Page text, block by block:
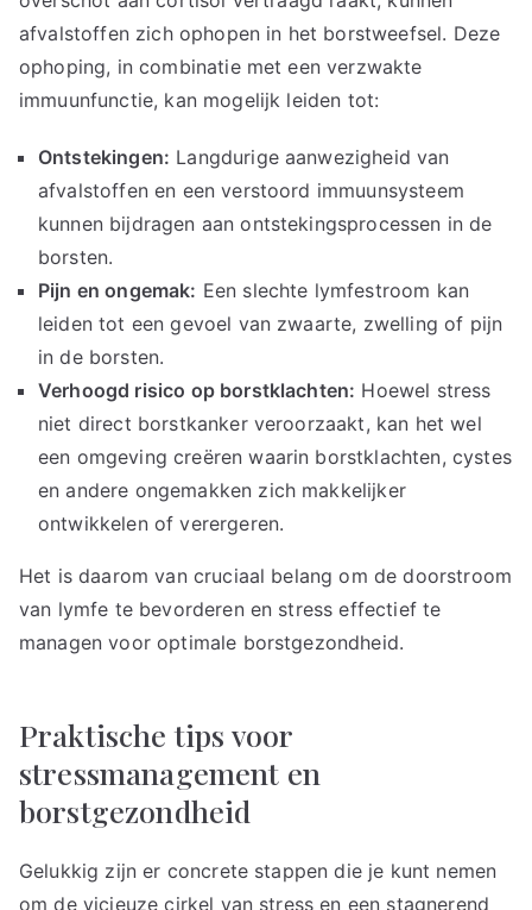
afvalstoffen zich ophopen in het borstweefsel. Deze
ophoping, in combinatie met een verzwakte
immuunfunctie, kan mogelijk leiden tot:
Ontstekingen: Langdurige aanwezigheid van
afvalstoffen en een verstoord immuunsysteem
kunnen bijdragen aan ontstekingsprocessen in de
borsten.
Pijn en ongemak: Een slechte lymfestroom kan
leiden tot een gevoel van zwaarte, zwelling of pijn
in de borsten.
Verhoogd risico op borstklachten: Hoewel stress
niet direct borstkanker veroorzaakt, kan het wel
een omgeving creëren waarin borstklachten, cystes
en andere ongemakken zich makkelijker
ontwikkelen of verergeren.
Het is daarom van cruciaal belang om de doorstroom
van lymfe te bevorderen en stress effectief te
managen voor optimale borstgezondheid.
Praktische tips voor
stressmanagement en
borstgezondheid
Gelukkig zijn er concrete stappen die je kunt nemen
om de vicieuze cirkel van stress en een stagnerend